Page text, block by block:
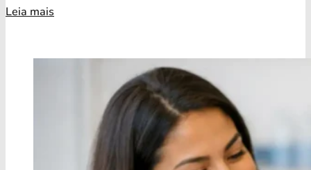
Leia mais